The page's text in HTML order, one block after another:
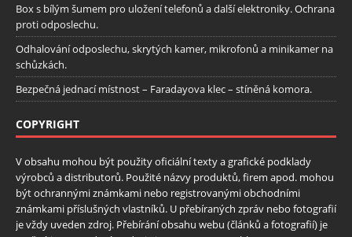
Box s bílým šumem pro uložení telefonů a další elektroniky. Ochrana
proti odposlechu.
Odhalování odposlechu, skrytých kamer, mikrofonů a minikamer na
schůzkách.
Bezpečná jednací místnost – Faradayova klec – stíněná komora.
COPYRIGHT
V obsahu mohou být použity oficiální texty a grafické podklady
výrobců a distributorů. Použité názvy produktů, firem apod. mohou
být ochrannými známkami nebo registrovanými obchodními
známkami příslušných vlastníků. U přebíraných zpráv nebo fotografií
je vždy uveden zdroj. Přebírání obsahu webu (článků a fotografií) je